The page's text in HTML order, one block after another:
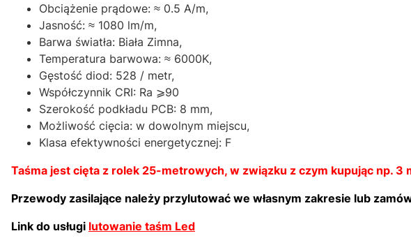
Obciążenie prądowe: ≈ 0.5 A/m,
Jasność: ≈ 1080 lm/m,
Barwa światła: Biała Zimna,
Temperatura barwowa: ≈ 6000K,
Gęstość diod: 528 / metr,
Współczynnik CRI: Ra ⩾90
Szerokość podkładu PCB: 8 mm,
Możliwość cięcia: w dowolnym miejscu,
Klasa efektywności energetycznej: F
Taśma jest cięta z rolek 25-metrowych, w związku z czym kupując np.
Przewody zasilające należy przylutować we własnym zakresie lub
Link do usługi lutowanie taśm Led